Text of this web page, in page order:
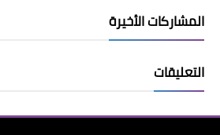
المشاركات الأخيرة
التعليقات